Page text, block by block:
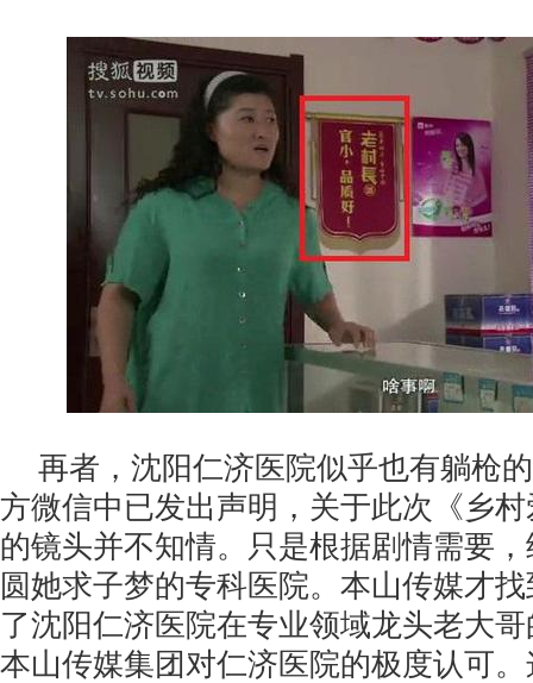
再者，沈阳仁济医院似乎也有躺枪
方微信中已发出声明，关于此次《乡
的镜头并不知情。只是根据剧情需要
圆她求子梦的专科医院。本山传媒才
了沈阳仁济医院在专业领域龙头老大
本山传媒集团对仁济医院的极度认可